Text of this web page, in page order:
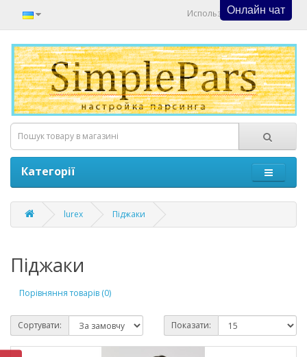
Используйте Онлайн Чат
Категорії
lurex Піджаки
Піджаки
Порівняння товарів (0)
Сортувати: Показати:
Онлайн чат